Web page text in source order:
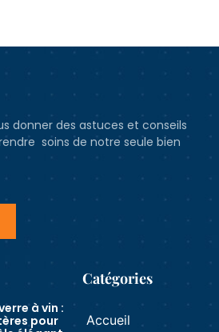
donner des astuces et conseils
soins de notre seule bien
à vin :
pour
Catégories
Accueil